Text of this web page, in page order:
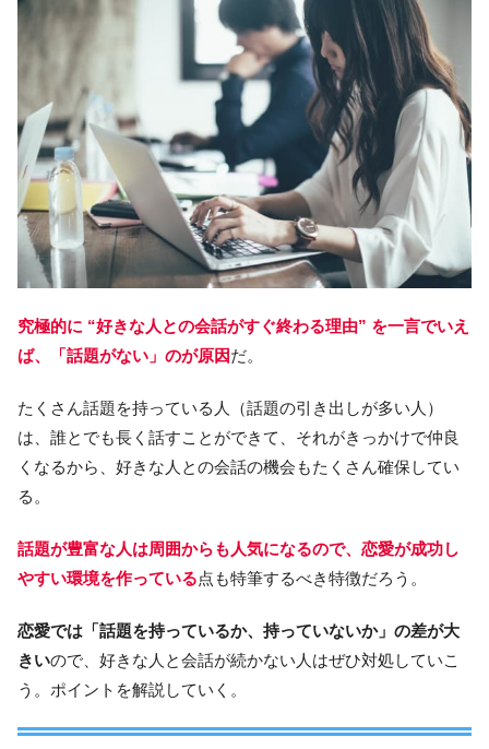
究極的に “好きな人との会話がすぐ終わる理由” を一言でいえ
ば、「話題がない」のが原因だ。
たくさん話題を持っている人（話題の引き出しが多い人）
は、誰とでも長く話すことができて、それがきっかけで仲良
くなるから、好きな人との会話の機会もたくさん確保してい
る。
話題が豊富な人は周囲からも人気になるので、恋愛が成功し
やすい環境を作っている点も特筆するべき特徴だろう。
恋愛では「話題を持っているか、持っていないか」の差が大
きいので、好きな人と会話が続かない人はぜひ対処していこ
う。ポイントを解説していく。